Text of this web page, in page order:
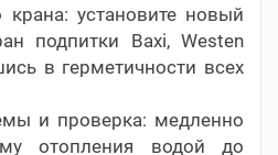
крана: установите новый
подпитки Baxi, Westen
в герметичности всех
и проверка: медленно
отопления водой до